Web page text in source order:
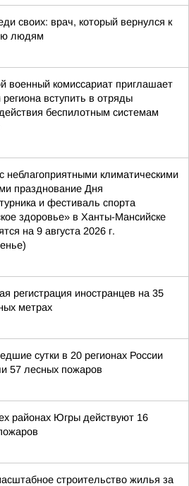
своих: врач, который вернулся к
людям
военный комиссариат приглашает
вступить в отряды
беспилотным системам
неблагоприятными климатическими
празднование Дня
и фестиваль спорта
здоровье» в Ханты-Мансийске
на 9 августа 2026 г.
регистрация иностранцев на 35
метрах
сутки в 20 регионах России
57 лесных пожаров
районах Югры действуют 16
строительство жилья за